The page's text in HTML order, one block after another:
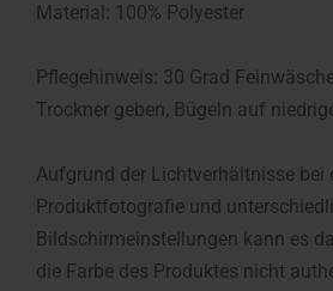
Material: 100% Polyester
Pflegehinweis: 30 Grad
Trockner geben, Bügeln auf
Aufgrund der Lichtverhältnisse bei
Produktfotografie und
Bildschirmeinstellungen kann es
die Farbe des Produktes nicht